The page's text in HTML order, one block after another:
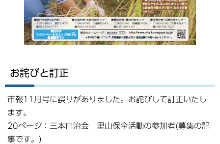
お詫びと訂正
市報11月号に誤りがありました。お詫びして訂正いたし
ます。
20ページ：三本自治会 里山保全活動の参加者(募集の記
事です。)